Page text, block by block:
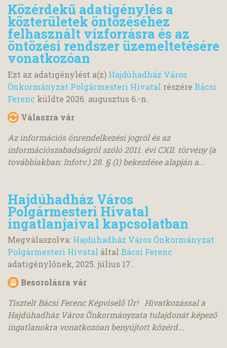
Közérdekű adatigénylés a
közterületek öntözéséhez
felhasznált vízforrásra és az
öntözési rendszer üzemeltetésére
vonatkozóan
Ezt az adatigénylést a(z) Hajdúhadház Város
Önkormányzat Polgármesteri Hivatal részére Bácsi
Ferenc küldte 2026. augusztus 6.-n.
Válaszra vár
Az információs önrendelkezési jogról és az
információszabadságról szóló 2011. évi CXII. törvény (a
továbbiakban: Infotv.) 28. § (1) bekezdése alapján a...
Hajdúhadház Város
Polgármesteri Hivatal
ingatlanjaival kapcsolatban
Megválaszolva: Hajdúhadház Város Önkormányzat
Polgármesteri Hivatal által Bácsi Ferenc
adatigénylőnek, 2025. július 17..
Besorolásra vár
Tisztelt Bácsi Ferenc Képviselő Úr! Hivatkozással a
Hajdúhadház Város Önkormányzata tulajdonát képező
ingatlanokra vonatkozóan benyújtott közérd...